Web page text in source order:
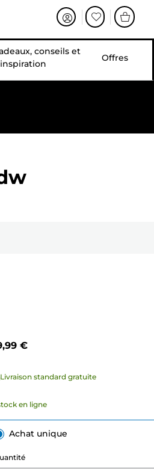
conseils et
inspiration
Offres
€
Livraison standard gratuite
en ligne
Achat unique